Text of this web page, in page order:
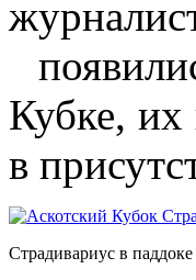
Кубке, их
в
Страдивариус в